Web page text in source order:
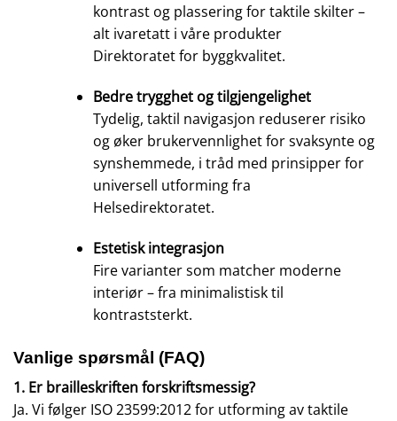
kontrast og plassering for taktile skilter –
alt ivaretatt i våre produkter
Direktoratet for byggkvalitet.
Bedre trygghet og tilgjengelighet
Tydelig, taktil navigasjon reduserer risiko
og øker brukervennlighet for svaksynte og
synshemmede, i tråd med prinsipper for
universell utforming fra
Helsedirektoratet.
Estetisk integrasjon
Fire varianter som matcher moderne
interiør – fra minimalistisk til
kontraststerkt.
Vanlige spørsmål (FAQ)
1. Er brailleskriften forskriftsmessig?
Ja. Vi følger ISO 23599:2012 for utforming av taktile